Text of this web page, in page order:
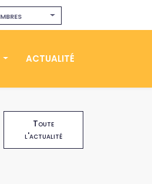
ACTUALITÉ
Toute
l'actualité